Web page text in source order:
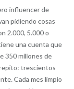
influencer de
pidiendo cosas
2.000, 5.000 o
una cuenta que
350 millones de
trescientos
Cada mes limpio